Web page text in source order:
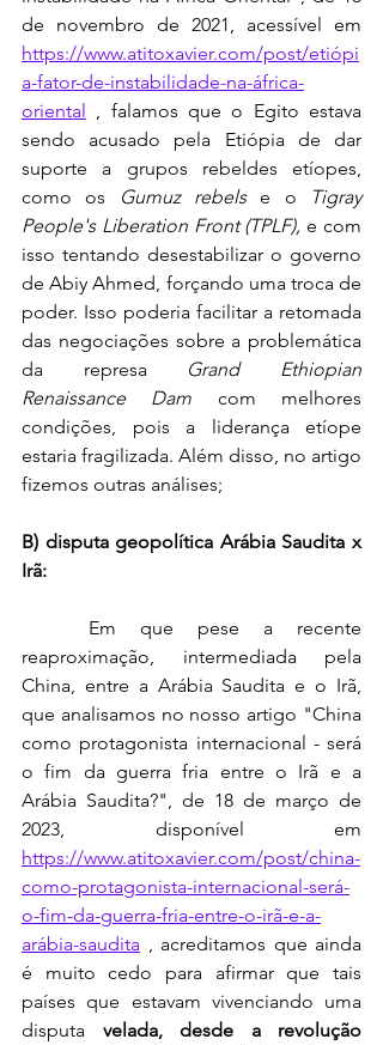
https://www.atitoxavier.com/post/etiópi
a-fator-de-instabilidade-na-áfrica-
oriental , falamos que o Egito estava
sendo acusado pela Etiópia de dar
suporte a grupos rebeldes etíopes,
como os
Gumuz rebels e o
Tigray
People's Liberation Front (TPLF), e com
isso tentando desestabilizar o governo
de Abiy Ahmed, forçando uma troca de
poder. Isso poderia facilitar a retomada
das negociações sobre a problemática
da represa Grand Ethiopian
Renaissance Dam com melhores
condições, pois a liderança etíope
estaria fragilizada. Além disso, no artigo
fizemos outras análises;
B) disputa geopolítica Arábia Saudita x
Irã:
reaproximação, intermediada pela
China, entre a Arábia Saudita e o Irã,
que analisamos no nosso artigo "China
como protagonista internacional - será
o fim da guerra fria entre o Irã e a
Arábia Saudita?", de 18 de março de
https://www.atitoxavier.com/post/china-
como-protagonista-internacional-será-
o-fim-da-guerra-fria-entre-o-irã-e-a-
arábia-saudita , acreditamos que ainda
é muito cedo para afirmar que tais
países que estavam vivenciando uma
disputa velada, desde a revolução